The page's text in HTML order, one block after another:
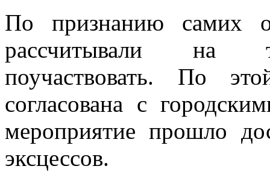
По признанию самих
рассчитывали на
поучаствовать. По
согласована с
мероприятие прошло
эксцессов.